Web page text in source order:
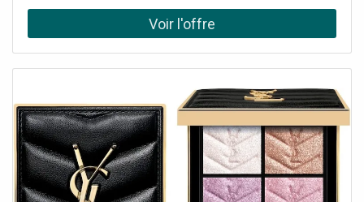
les looks.Avec des harmonies de 4 fards, les Couture Mini
Clutch ont été pensées pour les amateurs de looks nudes
comme de looks plus audacieux et colorés. Quelle que
transporter partout et munies d'un petit pinceau pour
appliquer et estomper facilement les fards, c'est le nouvel
allié de tous vos makeup longue tenue.